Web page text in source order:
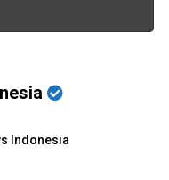
Indonesia